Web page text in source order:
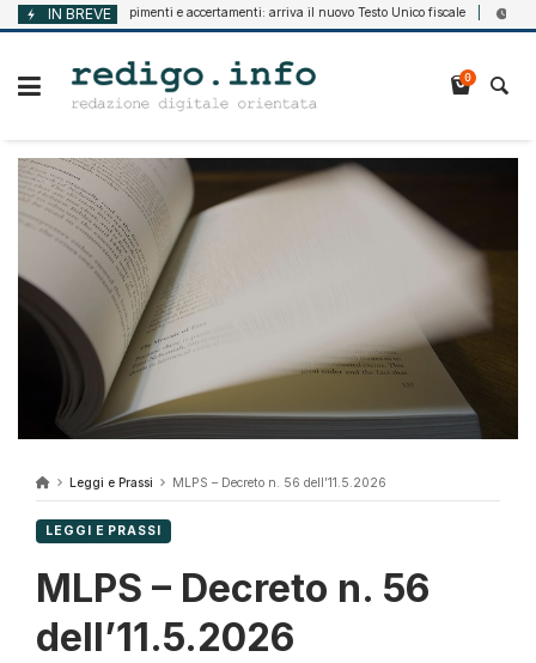
Vai
al
IN BREVE
2026 Adempimenti e accertamenti: arriva il nuovo Testo Unico fiscale Agosto 7,
0
Leggi e Prassi MLPS – Decreto n. 56 dell’11.5.2026
LEGGI E PRASSI
MLPS – Decreto n. 56
dell’11.5.2026